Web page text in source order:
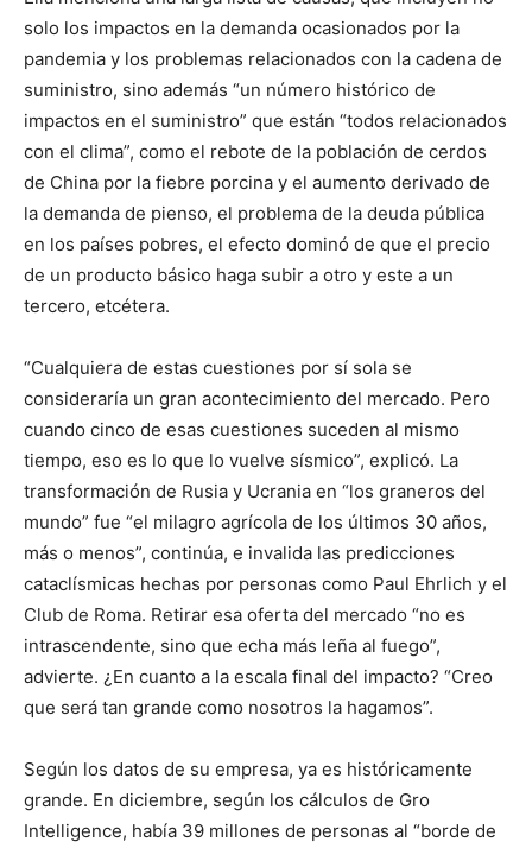
solo los impactos en la demanda ocasionados por la
pandemia y los problemas relacionados con la cadena de
suministro, sino además “un número histórico de
impactos en el suministro” que están “todos relacionados
con el clima”, como el rebote de la población de cerdos
de China por la fiebre porcina y el aumento derivado de
la demanda de pienso, el problema de la deuda pública
en los países pobres, el efecto dominó de que el precio
de un producto básico haga subir a otro y este a un
tercero, etcétera.
“Cualquiera de estas cuestiones por sí sola se
consideraría un gran acontecimiento del mercado. Pero
cuando cinco de esas cuestiones suceden al mismo
tiempo, eso es lo que lo vuelve sísmico”, explicó. La
transformación de Rusia y Ucrania en “los graneros del
mundo” fue “el milagro agrícola de los últimos 30 años,
más o menos”, continúa, e invalida las predicciones
cataclísmicas hechas por personas como Paul Ehrlich y el
Club de Roma. Retirar esa oferta del mercado “no es
intrascendente, sino que echa más leña al fuego”,
advierte. ¿En cuanto a la escala final del impacto? “Creo
que será tan grande como nosotros la hagamos”.
Según los datos de su empresa, ya es históricamente
grande. En diciembre, según los cálculos de Gro
Intelligence, había 39 millones de personas al “borde de